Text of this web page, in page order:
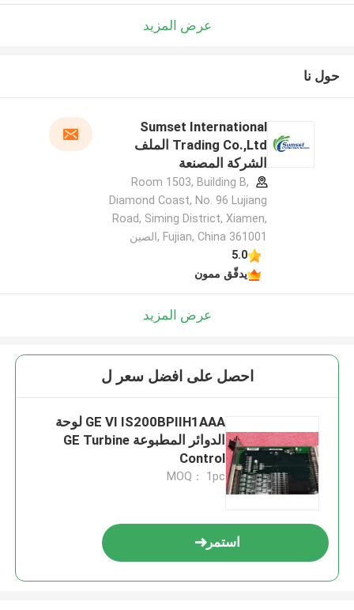
عرض المزيد
حول نا
Sumset International
Trading Co.,Ltd الملف
الشركة المصنعة
Room 1503, Building B,
Diamond Coast, No. 96 Lujiang
Road, Siming District, Xiamen,
Fujian, China 361001 ,الصين
5.0
يدقّق ممون
عرض المزيد
احصل على افضل سعر ل
GE VI IS200BPIIH1AAA لوحة
الدوائر المطبوعة GE Turbine
Control
MOQ： 1pc
استمر